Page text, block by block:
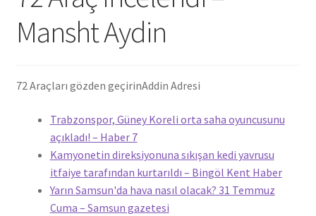
Mansht Aydin
72 Araçları gözden geçirinAddin Adresi
Trabzonspor, Güney Koreli orta saha oyuncusunu
açıkladı! – Haber 7
Kamyonetin direksiyonuna sıkışan kedi yavrusu
itfaiye tarafından kurtarıldı – Bingöl Kent Haber
Yarın Samsun'da hava nasıl olacak? 31 Temmuz
Cuma – Samsun gazetesi